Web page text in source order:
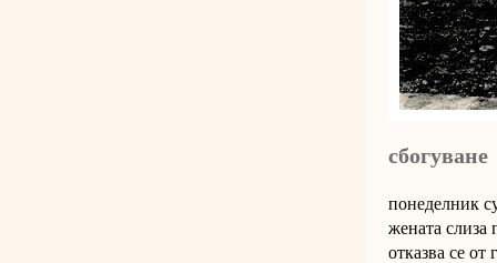
сбогуване
понеделник
жената слиза
отказва се от